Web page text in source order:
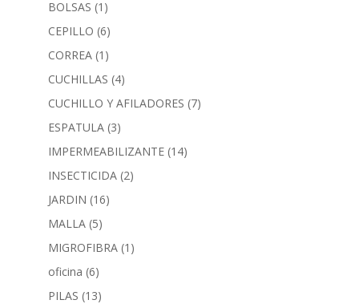
BOLSAS (1)
CEPILLO (6)
CORREA (1)
CUCHILLAS (4)
CUCHILLO Y AFILADORES (7)
ESPATULA (3)
IMPERMEABILIZANTE (14)
INSECTICIDA (2)
JARDIN (16)
MALLA (5)
MIGROFIBRA (1)
oficina (6)
PILAS (13)